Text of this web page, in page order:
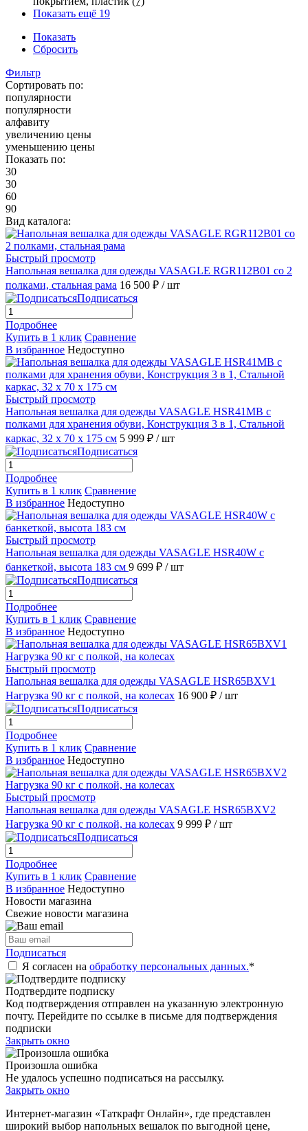
Показать ещё 19
Показать
Сбросить
Фильтр
Сортировать по:
популярности
популярности
алфавиту
увеличению цены
уменьшению цены
Показать по:
30
30
60
90
Вид каталога:
Быстрый просмотр
Напольная вешалка для одежды VASAGLE RGR112B01 со 2
полками, стальная рама 16 500 ₽ / шт
Подписаться
Подробнее
Купить в 1 клик Сравнение
В избранное Недоступно
Быстрый просмотр
Напольная вешалка для одежды VASAGLE HSR41MB с
полками для хранения обуви, Конструкция 3 в 1, Стальной
каркас, 32 x 70 x 175 см 5 999 ₽ / шт
Подписаться
Подробнее
Купить в 1 клик Сравнение
В избранное Недоступно
Быстрый просмотр
Напольная вешалка для одежды VASAGLE HSR40W с
банкеткой, высота 183 см 9 699 ₽ / шт
Подписаться
Подробнее
Купить в 1 клик Сравнение
В избранное Недоступно
Быстрый просмотр
Напольная вешалка для одежды VASAGLE HSR65BXV1
Нагрузка 90 кг с полкой, на колесах 16 900 ₽ / шт
Подписаться
Подробнее
Купить в 1 клик Сравнение
В избранное Недоступно
Быстрый просмотр
Напольная вешалка для одежды VASAGLE HSR65BXV2
Нагрузка 90 кг с полкой, на колесах 9 999 ₽ / шт
Подписаться
Подробнее
Купить в 1 клик Сравнение
В избранное Недоступно
Новости магазина
Свежие новости магазина
Подписаться
Я согласен на обработку персональных данных.*
Подтвердите подписку
Код подтверждения отправлен на указанную электронную
почту. Перейдите по ссылке в письме для подтверждения
подписки
Закрыть окно
Произошла ошибка
Не удалось успешно подписаться на рассылку.
Закрыть окно
Интернет-магазин «Таткрафт Онлайн», где представлен
широкий выбор напольных вешалок по выгодной цене,